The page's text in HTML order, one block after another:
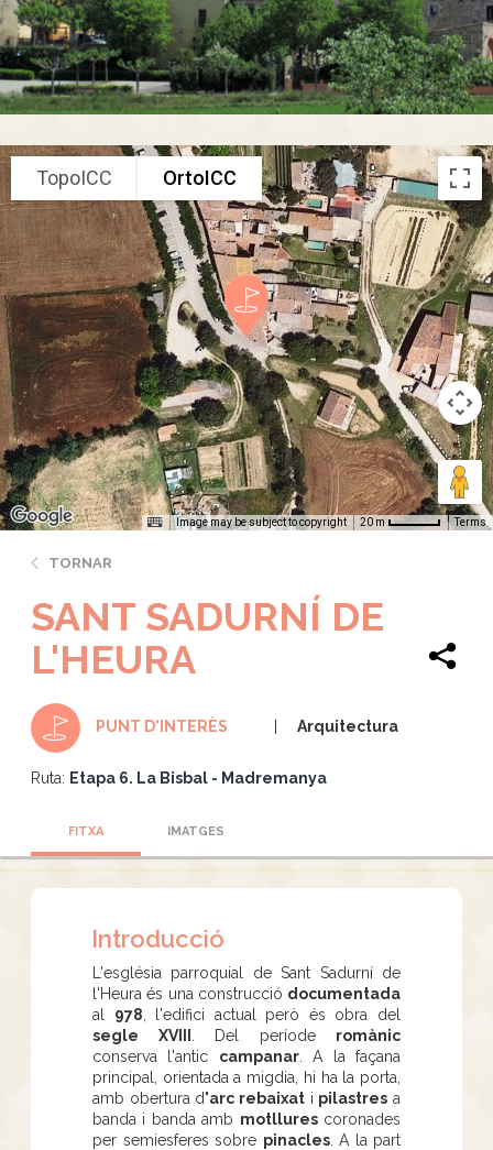
TopoICC OrtoICC
Image may be subject to copyright 20 m Terms
TORNAR
SANT SADURNÍ DE
L'HEURA
PUNT D'INTERÈS Arquitectura
Ruta: Etapa 6. La Bisbal - Madremanya
FITXA IMATGES
Introducció
L'església parroquial de Sant Sadurní de
l'Heura és una construcció documentada
al 978 , l'edifici actual però és obra del
segle XVIII
. Del període romànic
conserva l'antic campanar. A la façana
principal, orientada a migdia, hi ha la porta,
amb obertura d'arc rebaixat i pilastres a
banda i banda amb motllurescoronades
per semiesferes sobre pinacles. A la part